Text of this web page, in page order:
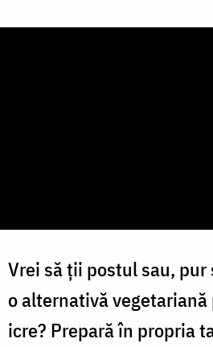
Vrei să ții postul sau,
o alternativă
icre? Prepară în propria